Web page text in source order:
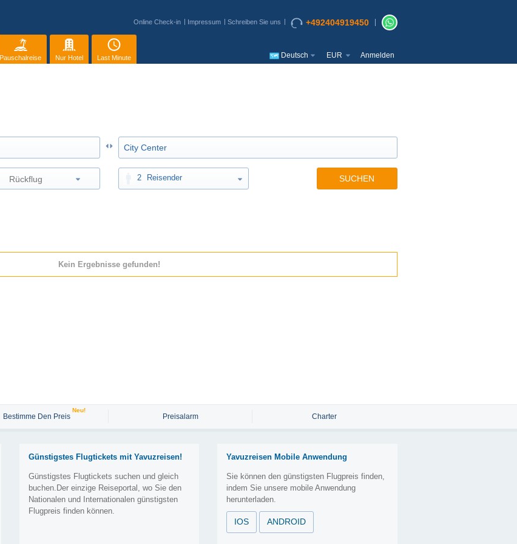
Online Check-in Impressum Schreiben Sie uns +492404919450
Pauschalreise Nur Hotel Last Minute Deutsch EUR Anmelden
2 Reisender SUCHEN
Kein Ergebnisse gefunden!
Bestimme Den Preis
Neu!
Preisalarm Charter
Günstigstes Flugtickets mit Yavuzreisen!
Günstigstes Flugtickets suchen und gleich
buchen.Der einzige Reiseportal, wo Sie den
Nationalen und Internationalen günstigsten
Flugpreis finden können.
Yavuzreisen Mobile Anwendung
Sie können den günstigsten Flugpreis finden,
indem Sie unsere mobile Anwendung
herunterladen.
IOS ANDROID